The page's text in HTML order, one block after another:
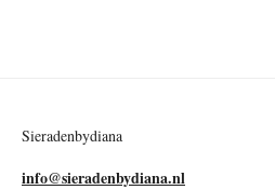
Sieradenbydiana
info@sieradenbydiana.nl